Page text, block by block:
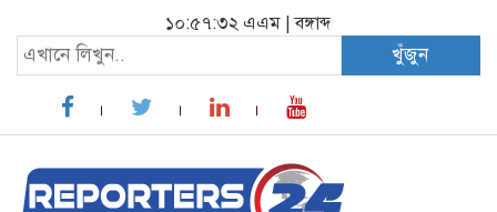
১০:৫৭:৩৩ এএম |বঙ্গাব্দ
খুঁজুন